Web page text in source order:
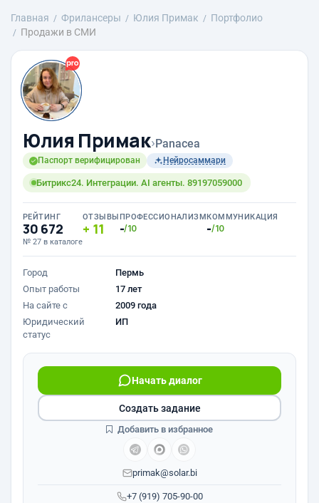
Главная Фрилансеры Юлия Примак
Портфолио
Продажи в СМИ
Юлия Примак›Panacea
Паспорт верифицирован Нейросаммари
Битрикс24. Интеграции. AI агенты. 89197059000
РЕЙТИНГ
30 672
№ 27 в каталоге
ОТЗЫВЫ
11
ПРОФЕССИОНАЛИЗМ
-/10
КОММУНИКАЦИЯ
-/10
Город
Пермь
Опыт работы
17 лет
На сайте с
2009 года
Юридический
статус
ИП
+7 (919) 705-90-00
Начать диалог
primak@solar.bi
Создать задание
Добавить в избранное